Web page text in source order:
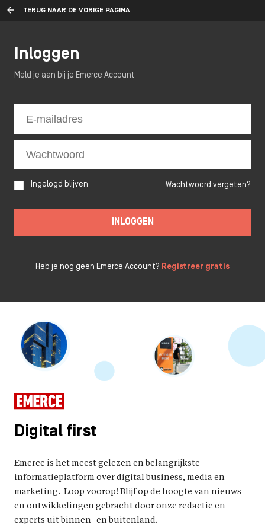
TERUG NAAR DE VORIGE PAGINA
Digital first
Emerce is het meest gelezen en belangrijkste
informatieplatform over digital business, media en
marketing. Loop voorop! Blijf op de hoogte van nieuws
en ontwikkelingen gebracht door onze redactie en
experts uit binnen- en buitenland.
Inloggen
Meld je aan bij je Emerce Account
Ingelogd blijven Wachtwoord vergeten?
INLOGGEN
Heb je nog geen Emerce Account? Registreer gratis